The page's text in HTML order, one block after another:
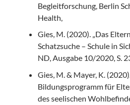
Begleitforschung, Berlin
Health,
Gies, M. (2020). „Das
Schatzsuche – Schule in
ND, Ausgabe 10/2020, S.
Gies, M. & Mayer, K.
Bildungsprogramm für
des seelischen